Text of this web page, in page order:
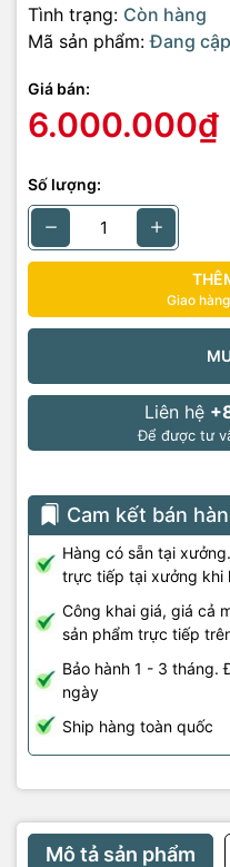
Tình trạng: Còn hàng
Mã sản phẩm: Đang
Giá bán:
6.000.000₫
Số lượng:
Giao
Liên hệ
Để được tư
Cam kết bán
Hàng có sẵn tại
trực tiếp tại xưởng khi
Công khai giá, giá cả
sản phẩm trực tiếp
Bảo hành 1 - 3 tháng.
ngày
Ship hàng toàn quốc
Mô tả sản phẩm